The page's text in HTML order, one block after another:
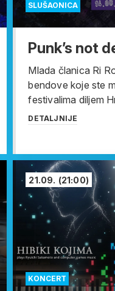
SLUŠAONICA
Punk’s not
Mlada članica Ri
bendove koje ste
festivalima diljem
DETALJNIJE
KONCERT
21.09. (21:00)